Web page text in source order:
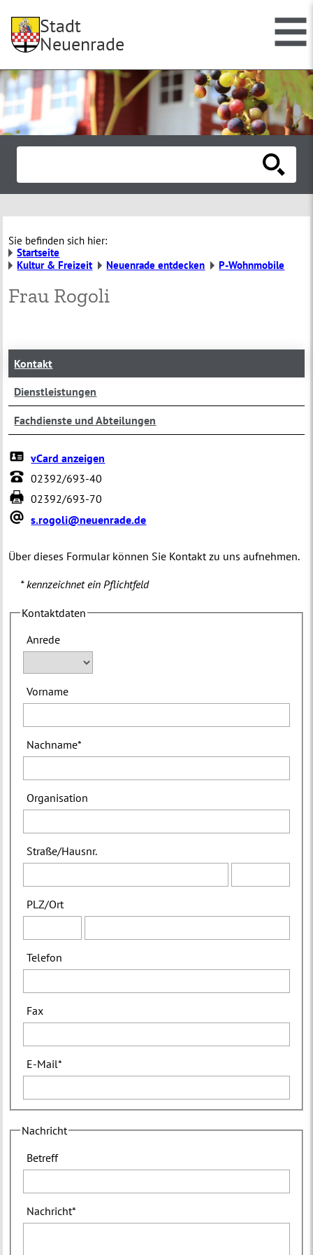
Stadt
Neuenrade
Sie befinden sich hier:
Startseite
Kultur & Freizeit
Neuenrade entdecken P-Wohnmobile
Frau Rogoli
Kontakt
Dienstleistungen
Fachdienste und Abteilungen
vCard anzeigen
02392/693-40
02392/693-70
s.rogoli@neuenrade.de
Über dieses Formular können Sie Kontakt zu uns aufnehmen.
* kennzeichnet ein Pflichtfeld
Kontaktdaten
Anrede
Vorname
Nachname*
Organisation
Straße/Hausnr.
PLZ/Ort
Telefon
Fax
E-Mail*
Nachricht
Betreff
Nachricht*